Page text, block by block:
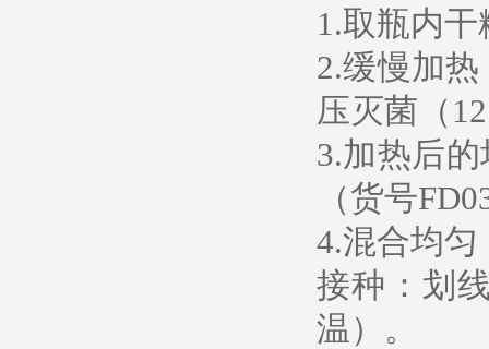
1.取瓶内
2.缓慢加
压灭菌（
3.加热后
（货号
4.混合均
接种：划
温）。